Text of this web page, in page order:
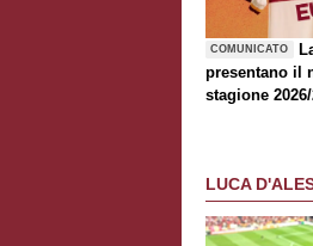
COMUNICATO
presentano il
stagione
LUCA